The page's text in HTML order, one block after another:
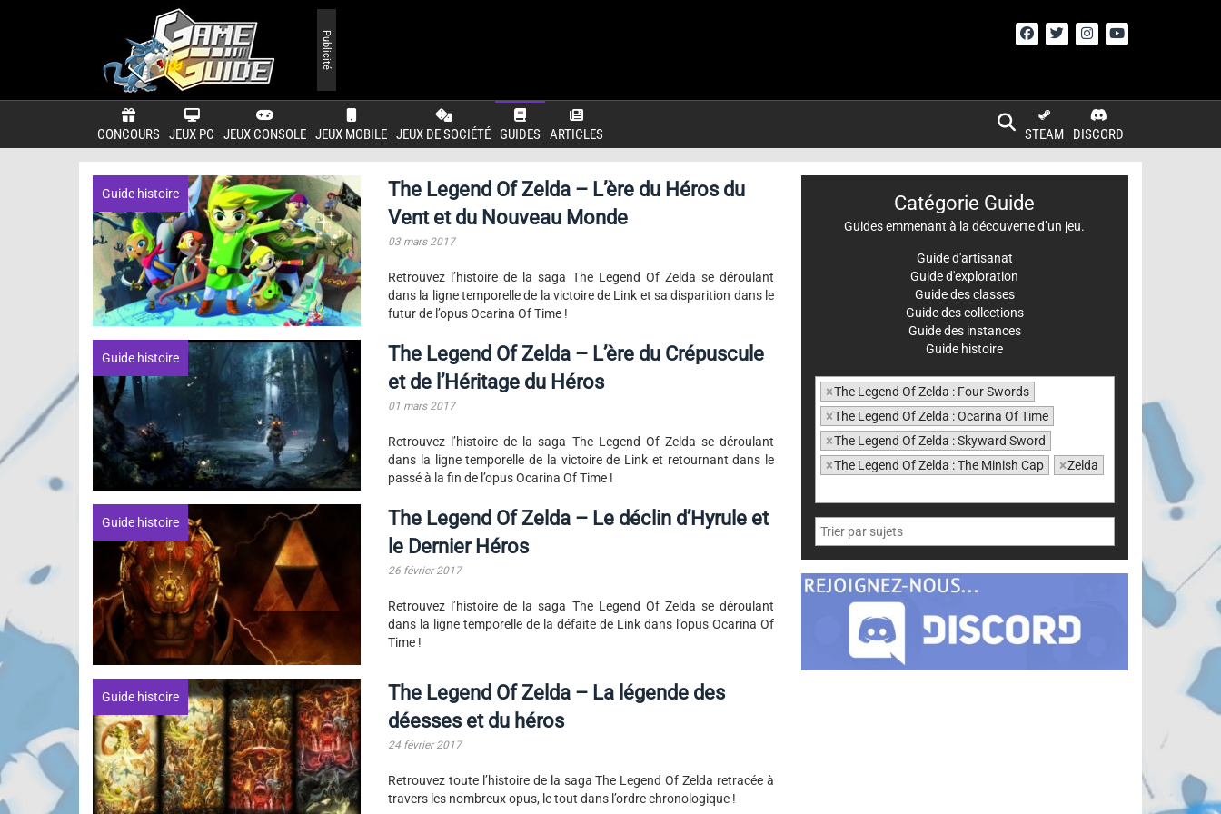
CONCOURS JEUX PC JEUX CONSOLE JEUX MOBILE JEUX DE SOCIÉTÉ GUIDES ARTICLES DISCORD
STEAM
Publicité
Guide histoire
The Legend Of Zelda – L’ère du Héros du
Vent et du Nouveau Monde
03 mars 2017
Retrouvez l’histoire de la saga The Legend Of Zelda se déroulant
dans la ligne temporelle de la victoire de Link et sa disparition dans le
futur de l’opus Ocarina Of Time !
Guide histoire
The Legend Of Zelda – L’ère du Crépuscule
et de l’Héritage du Héros
01 mars 2017
Retrouvez l’histoire de la saga The Legend Of Zelda se déroulant
dans la ligne temporelle de la victoire de Link et retournant dans le
passé à la fin de l’opus Ocarina Of Time !
Guide histoire
The Legend Of Zelda – Le déclin d’Hyrule et
le Dernier Héros
26 février 2017
Retrouvez l’histoire de la saga The Legend Of Zelda se déroulant
dans la ligne temporelle de la défaite de Link dans l’opus Ocarina Of
Time !
Guide histoire
The Legend Of Zelda – La légende des
déesses et du héros
24 février 2017
Retrouvez toute l’histoire de la saga The Legend Of Zelda retracée à
travers les nombreux opus, le tout dans l’ordre chronologique !
Catégorie Guide
Guides emmenant à la découverte d’un jeu.
Guide d'artisanat
Guide d'exploration
Guide des classes
Guide des collections
Guide des instances
Guide histoire
×The Legend Of Zelda : Four Swords
×The Legend Of Zelda : Ocarina Of Time
×The Legend Of Zelda : Skyward Sword
×The Legend Of Zelda : The Minish Cap ×Zelda